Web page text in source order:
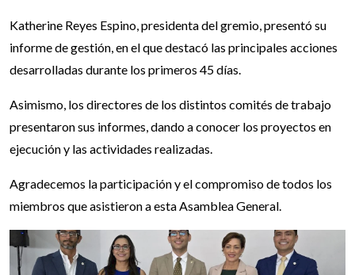
Katherine Reyes Espino, presidenta del gremio, presentó su
informe de gestión, en el que destacó las principales acciones
desarrolladas durante los primeros 45 días.
Asimismo, los directores de los distintos comités de trabajo
presentaron sus informes, dando a conocer los proyectos en
ejecución y las actividades realizadas.
Agradecemos la participación y el compromiso de todos los
miembros que asistieron a esta Asamblea General.